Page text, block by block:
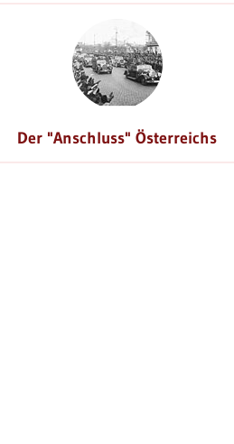
Der "Anschluss" Österreichs